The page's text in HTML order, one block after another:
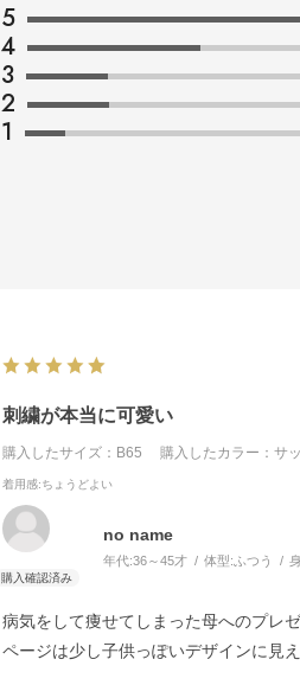
5
4
3
2
1
刺繍が本当に可愛い
購入したサイズ：B65 購入したカラー：サ
着用感:ちょうどよい
no name
年代:36～45才 体型: ふつう
病気をして痩せてしまった母へのプレ
ページは少し子供っぽいデザインに見